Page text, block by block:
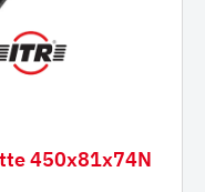
450x81x74N